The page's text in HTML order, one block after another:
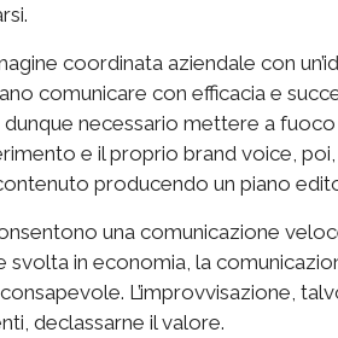
coordinata aziendale con
comunicare con efficacia e
necessario mettere a
e il proprio brand voice,
producendo un piano
una comunicazione
svolta in economia, la
L’improvvisazione,
declassarne il valore.